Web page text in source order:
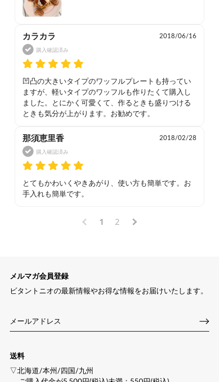
カラカラ 2018/06/16
購入確認済み
凹凸の大きいタイプのワッフルプレートも持ってい
ますが、軽いタイプのワッフルも作りたくて購入し
ました。とにかく可愛くて、作るときも盛りつける
ときも気分が上がります。お勧めです。
那須恵里香 2018/02/28
購入確認済み
とてもかわいくやきあがり、使い方も簡単です。お
手入れも簡単です。
1 2
メルマガ会員登録
ビタントニオの最新情報やお得な情報をお届けいたします。
送料
▽北海道/本州/四国/九州